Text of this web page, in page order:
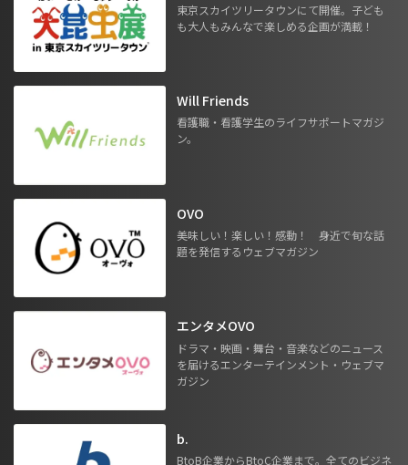
東京スカイツリータウンにて開催。子ども
も大人もみんなで楽しめる企画が満載！
Will Friends
看護職・看護学生のライフサポートマガジ
ン。
OVO
美味しい！楽しい！感動！ 身近で旬な話
題を発信するウェブマガジン
エンタメOVO
ドラマ・映画・舞台・音楽などのニュース
を届けるエンターテインメント・ウェブマ
ガジン
b.
BtoB企業からBtoC企業まで。全てのビジネ